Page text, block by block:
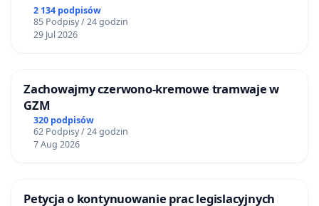
2 134 podpisów
85 Podpisy / 24 godzin
29 Jul 2026
Zachowajmy czerwono-kremowe tramwaje w
GZM
320 podpisów
62 Podpisy / 24 godzin
7 Aug 2026
Petycja o kontynuowanie prac legislacyjnych